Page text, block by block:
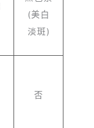
(美白
淡斑)
否